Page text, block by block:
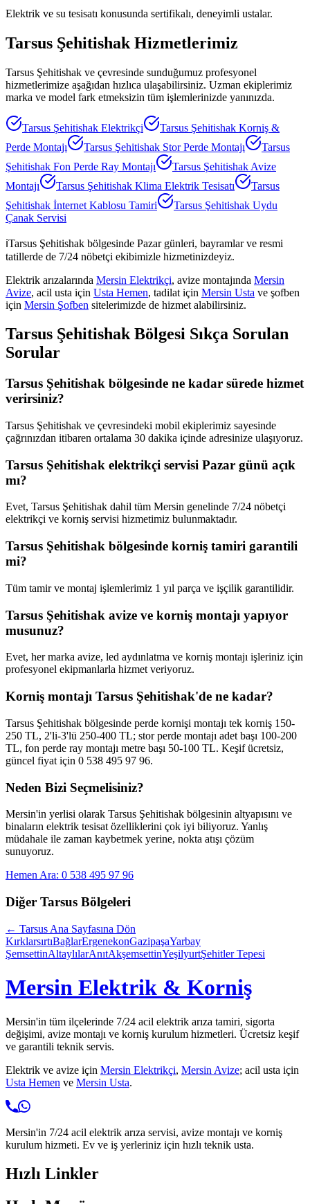
Elektrik ve su tesisatı konusunda sertifikalı, deneyimli ustalar.
Tarsus Şehitishak Hizmetlerimiz
Tarsus Şehitishak ve çevresinde sunduğumuz profesyonel
hizmetlerimize aşağıdan hızlıca ulaşabilirsiniz. Uzman ekiplerimiz
marka ve model fark etmeksizin tüm işlemlerinizde yanınızda.
Tarsus Şehitishak Elektrikçi Tarsus Şehitishak Korniş &
Perde Montajı
Tarsus Şehitishak Stor Perde Montajı
Tarsus
Şehitishak Fon Perde Ray Montajı Tarsus Şehitishak Avize
Montajı
Tarsus Şehitishak Klima Elektrik Tesisatı
Tarsus
Şehitishak İnternet Kablosu Tamiri Tarsus Şehitishak Uydu
Çanak Servisi
ℹ️Tarsus Şehitishak bölgesinde Pazar günleri, bayramlar ve resmi
tatillerde de 7/24 nöbetçi ekibimizle hizmetinizdeyiz.
Elektrik arızalarında Mersin Elektrikçi, avize montajında Mersin
Avize, acil usta için Usta Hemen, tadilat için Mersin Usta ve şofben
için Mersin Şofben sitelerimizde de hizmet alabilirsiniz.
Tarsus ŞehitishakBölgesi Sıkça Sorulan
Sorular
Tarsus Şehitishak bölgesinde ne kadar sürede hizmet
verirsiniz?
Tarsus Şehitishak ve çevresindeki mobil ekiplerimiz sayesinde
çağrınızdan itibaren ortalama 30 dakika içinde adresinize ulaşıyoruz.
Tarsus Şehitishak elektrikçi servisi Pazar günü açık
mı?
Evet, Tarsus Şehitishak dahil tüm Mersin genelinde 7/24 nöbetçi
elektrikçi ve korniş servisi hizmetimiz bulunmaktadır.
Tarsus Şehitishak bölgesinde korniş tamiri garantili
mi?
Tüm tamir ve montaj işlemlerimiz 1 yıl parça ve işçilik garantilidir.
Tarsus Şehitishak avize ve korniş montajı yapıyor
musunuz?
Evet, her marka avize, led aydınlatma ve korniş montajı işleriniz için
profesyonel ekipmanlarla hizmet veriyoruz.
Korniş montajı Tarsus Şehitishak'de ne kadar?
Tarsus Şehitishak bölgesinde perde kornişi montajı tek korniş 150-
250 TL, 2'li-3'lü 250-400 TL; stor perde montajı adet başı 100-200
TL, fon perde ray montajı metre başı 50-100 TL. Keşif ücretsiz,
güncel fiyat için 0 538 495 97 96.
Neden Bizi Seçmelisiniz?
Mersin'in yerlisi olarak Tarsus Şehitishak bölgesinin altyapısını ve
binaların elektrik tesisat özelliklerini çok iyi biliyoruz. Yanlış
müdahale ile zaman kaybetmek yerine, nokta atışı çözüm
sunuyoruz.
Hemen Ara: 0 538 495 97 96
Diğer Tarsus Bölgeleri
← Tarsus Ana Sayfasına Dön
KırklarsırtıBağlarErgenekonGazipaşaYarbay
ŞemsettinAltaylılarAnıtAkşemsettinYeşilyurtŞehitler Tepesi
Mersin Elektrik & Korniş
Mersin'in tüm ilçelerinde 7/24 acil elektrik arıza tamiri, sigorta
değişimi, avize montajı ve korniş kurulum hizmetleri. Ücretsiz keşif
ve garantili teknik servis.
Elektrik ve avize için Mersin Elektrikçi, Mersin Avize; acil usta için
Usta Hemen ve Mersin Usta.
Mersin'in 7/24 acil elektrik arıza servisi, avize montajı ve korniş
kurulum hizmeti. Ev ve iş yerleriniz için hızlı teknik usta.
Hızlı Linkler